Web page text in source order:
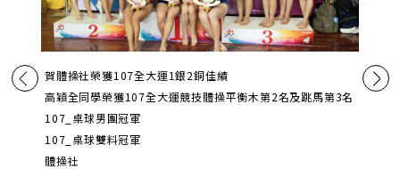
賀體操社榮獲107全大運1銀2銅佳績
高穎全同學榮獲107全大運競技體操平衡木第2名及跳馬第3名
107_桌球男團冠軍
107_桌球雙料冠軍
體操社